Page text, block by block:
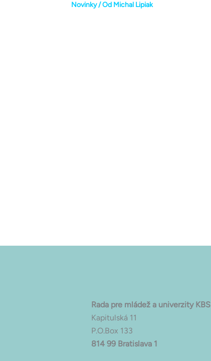
Novinky/ Od Michal Lipiak
Rada pre mládež a univerzity KBS
Kapitulská 11
P.O.Box 133
814 99 Bratislava 1